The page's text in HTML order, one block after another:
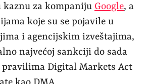
za kompaniju Google, a
koje su se pojavile u
i agencijskim izveštajima,
najvećoj sankciji do sada
pravilima Digital Markets Act